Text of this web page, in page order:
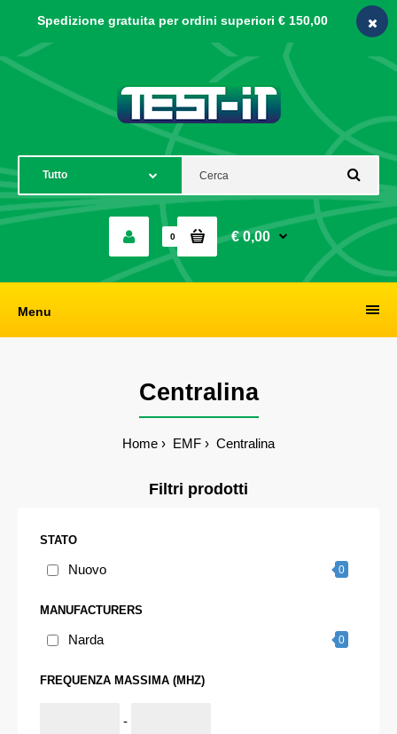
Spedizione gratuita per ordini superiori € 150,00
0 € 0,00
Menu
Centralina
Home EMF Centralina
Filtri prodotti
STATO
Nuovo 0
MANUFACTURERS
Narda 0
FREQUENZA MASSIMA (MHZ)
-